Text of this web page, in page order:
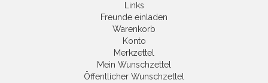
Links
Freunde einladen
Warenkorb
Konto
Merkzettel
Mein Wunschzettel
Öffentlicher Wunschzettel